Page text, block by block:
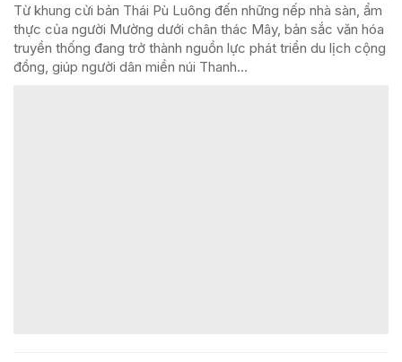
Từ khung cửi bản Thái Pù Luông đến những nếp nhà sàn, ẩm
thực của người Mường dưới chân thác Mây, bản sắc văn hóa
truyền thống đang trở thành nguồn lực phát triển du lịch cộng
đồng, giúp người dân miền núi Thanh...